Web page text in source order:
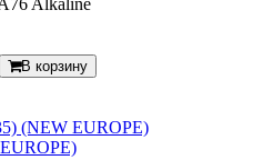
Alkaline
В корзину